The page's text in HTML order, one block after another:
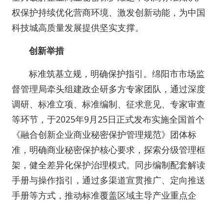
权保护持续优化营商环境、激发创新动能，为中国
科技城高质量发展提供坚实支撑。
创新举措
标准筑基立规，明确保护指引。绵阳市市场监
督管理局牵头组建政企研多方专家团队，通过深度
调研、标准立项、标准编制、征求意见、专家审查
等环节，于2025年9月25日正式发布实施全国首个
《融合创新企业商业秘密保护管理规范》团体标
准，明确商业秘密保护核心要求，探索分级管理框
架，健全差异化保护治理模式。同步编制配套解读
手册与操作指引，通过多渠道宣贯推广、定向推送
手册等方式，推动标准覆盖区域主导产业重点企